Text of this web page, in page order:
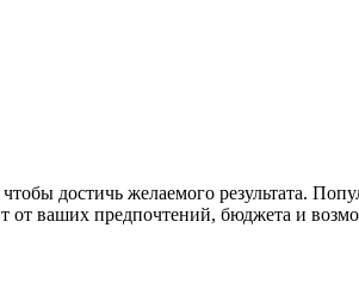
достичь желаемого результата.
от ваших предпочтений, бюджета и